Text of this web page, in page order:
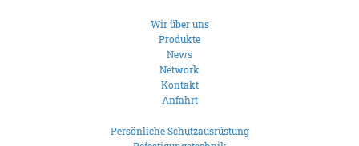
Wir über uns
Produkte
News
Network
Kontakt
Anfahrt
Persönliche Schutzausrüstung